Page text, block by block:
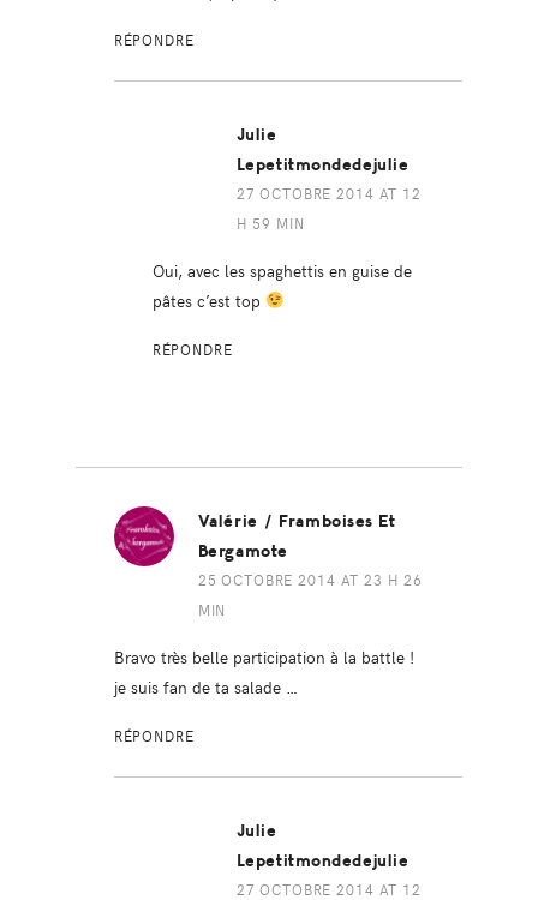
RÉPONDRE
Julie
Lepetitmondedejulie
27 OCTOBRE 2014 AT 12
H 59 MIN
Oui, avec les spaghettis en guise de
pâtes c’est top
RÉPONDRE
Valérie / Framboises Et
Bergamote
25 OCTOBRE 2014 AT 23 H 26
MIN
Bravo très belle participation à la battle !
je suis fan de ta salade …
RÉPONDRE
Julie
Lepetitmondedejulie
27 OCTOBRE 2014 AT 12